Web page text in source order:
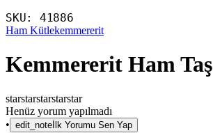
SKU: 41886
Ham Kütlekemmererit
Kemmererit Ham Taş
starstarstarstarstar
Henüz yorum yapılmadı
• edit_note İlk Yorumu Sen Yap